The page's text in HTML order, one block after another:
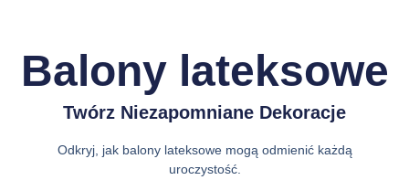
Balony lateksowe
Twórz Niezapomniane Dekoracje
Odkryj, jak balony lateksowe mogą odmienić każdą
uroczystość.